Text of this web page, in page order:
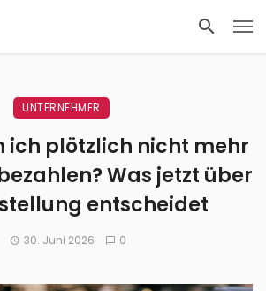
UNTERNEHMER
ich plötzlich nicht mehr
Was jetzt über
entscheidet
30. Juni 2026 0